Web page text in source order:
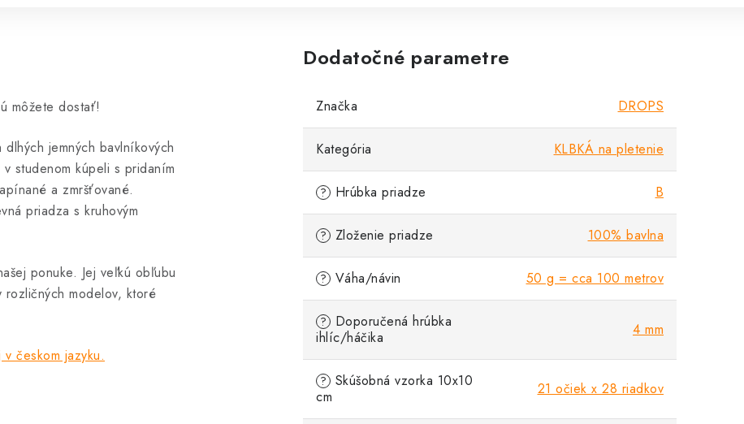
môžete dostať!
jemných bavlníkových
studenom kúpeli s pridaním
a zmršťované.
priadza s kruhovým
ponuke. Jej veľkú obľubu
modelov, ktoré
českom jazyku.
Dodatočné parametre
Značka DROPS
Kategória KLBKÁ na pletenie
? Hrúbka priadze B
? Zloženie priadze 100% bavlna
? Váha/návin 50 g = cca 100 metrov
? Doporučená hrúbka
ihlíc/háčika
4 mm
? Skúšobná vzorka 10x10
cm
21 očiek x 28 riadkov